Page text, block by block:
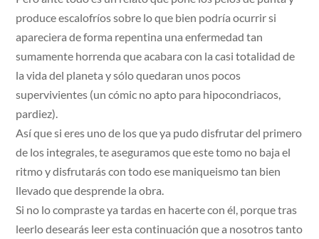
produce escalofríos sobre lo que bien podría ocurrir si
apareciera de forma repentina una enfermedad tan
sumamente horrenda que acabara con la casi totalidad de
la vida del planeta y sólo quedaran unos pocos
supervivientes (un cómic no apto para hipocondriacos,
pardiez).
Así que si eres uno de los que ya pudo disfrutar del primero
de los integrales, te aseguramos que este tomo no baja el
ritmo y disfrutarás con todo ese maniqueismo tan bien
llevado que desprende la obra.
Si no lo compraste ya tardas en hacerte con él, porque tras
leerlo desearás leer esta continuación que a nosotros tanto